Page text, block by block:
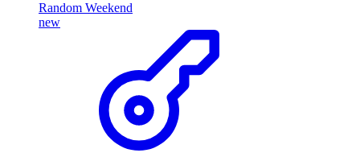
Random Weekend
new